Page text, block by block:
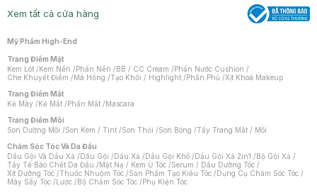
Xem tất cả cửa hàng
Mỹ Phẩm High-End
Trang Điểm Mặt
Kem Lót /Kem Nền /Phấn Nền /BB / CC Cream /Phấn Nước Cushion /
Che Khuyết Điểm /Má Hồng /Tạo Khối / Highlight /Phấn Phủ /Xịt Khoá Makeup
Trang Điểm Mắt
Kẻ Mày /Kẻ Mắt /Phấn Mắt /Mascara
Trang Điểm Môi
Son Dưỡng Môi /Son Kem / Tint /Son Thỏi /Son Bóng /Tẩy Trang Mắt / Môi
Chăm Sóc Tóc Và Da Đầu
Dầu Gội Và Dầu Xả /Dầu Gội /Dầu Xả /Dầu Gội Khô /Dầu Gội Xả 2in1 /Bộ Gội Xả /
Tẩy Tế Bào Chết Da Đầu /Mặt Nạ / Kem Ủ Tóc /Serum / Dầu Dưỡng Tóc /
Xịt Dưỡng Tóc /Thuốc Nhuộm Tóc /Sản Phẩm Tạo Kiểu Tóc /Dụng Cụ Chăm Sóc Tóc /
Máy Sấy Tóc /Lược /Bộ Chăm Sóc Tóc /Phụ Kiện Tóc